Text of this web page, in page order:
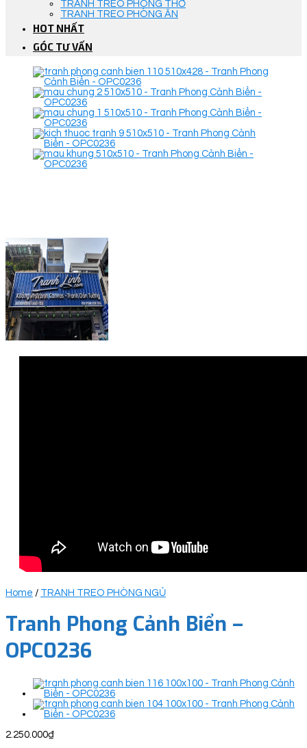
TRANH TREO PHÒNG THỜ
TRANH TREO PHÒNG ĂN
HOT NHẤT
GÓC TƯ VẤN
Home / TRANH TREO PHÒNG NGỦ
Tranh Phong Cảnh Biển –
OPC0236
2.250.000₫